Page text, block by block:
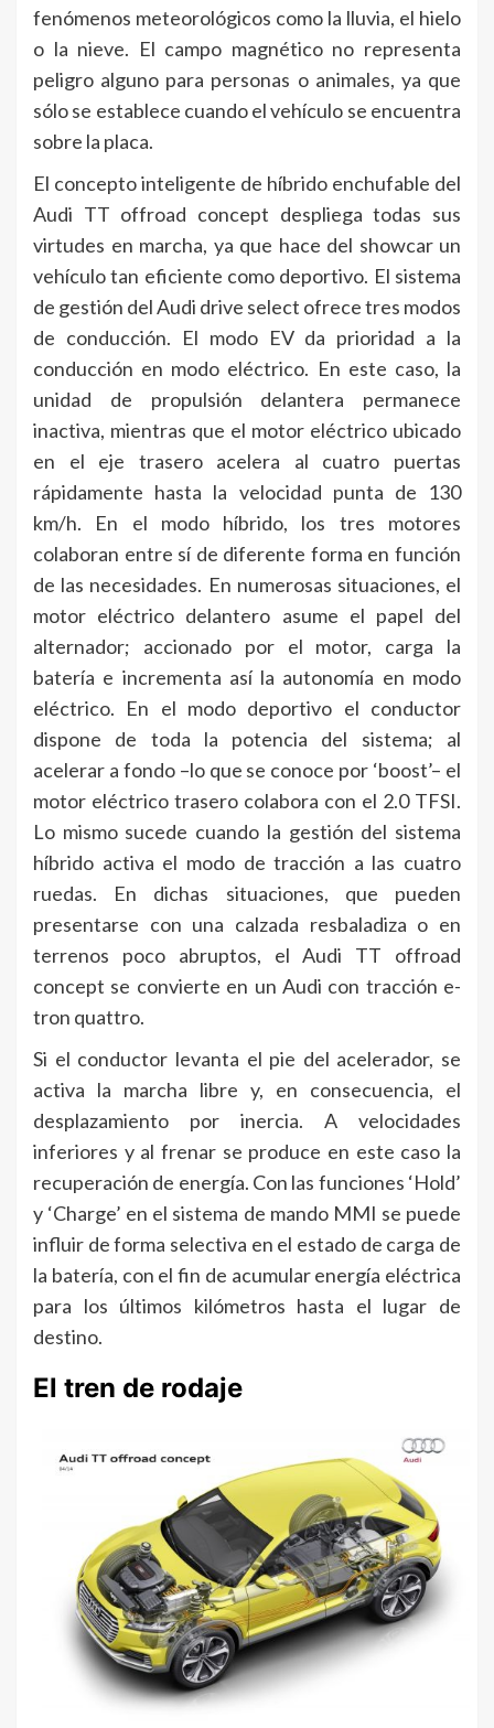
fenómenos meteorológicos como la lluvia, el hielo
o la nieve. El campo magnético no representa
peligro alguno para personas o animales, ya que
sólo se establece cuando el vehículo se encuentra
sobre la placa.
El concepto inteligente de híbrido enchufable del
Audi TT offroad concept despliega todas sus
virtudes en marcha, ya que hace del showcar un
vehículo tan eficiente como deportivo. El sistema
de gestión del Audi drive select ofrece tres modos
de conducción. El modo EV da prioridad a la
conducción en modo eléctrico. En este caso, la
unidad de propulsión delantera permanece
inactiva, mientras que el motor eléctrico ubicado
en el eje trasero acelera al cuatro puertas
rápidamente hasta la velocidad punta de 130
km/h. En el modo híbrido, los tres motores
colaboran entre sí de diferente forma en función
de las necesidades. En numerosas situaciones, el
motor eléctrico delantero asume el papel del
alternador; accionado por el motor, carga la
batería e incrementa así la autonomía en modo
eléctrico. En el modo deportivo el conductor
dispone de toda la potencia del sistema; al
acelerar a fondo –lo que se conoce por ‘boost’– el
motor eléctrico trasero colabora con el 2.0 TFSI.
Lo mismo sucede cuando la gestión del sistema
híbrido activa el modo de tracción a las cuatro
ruedas. En dichas situaciones, que pueden
presentarse con una calzada resbaladiza o en
terrenos poco abruptos, el Audi TT offroad
concept se convierte en un Audi con tracción e-
tron quattro.
Si el conductor levanta el pie del acelerador, se
activa la marcha libre y, en consecuencia, el
desplazamiento por inercia. A velocidades
inferiores y al frenar se produce en este caso la
recuperación de energía. Con las funciones ‘Hold’
y ‘Charge’ en el sistema de mando MMI se puede
influir de forma selectiva en el estado de carga de
la batería, con el fin de acumular energía eléctrica
para los últimos kilómetros hasta el lugar de
destino.
El tren de rodaje